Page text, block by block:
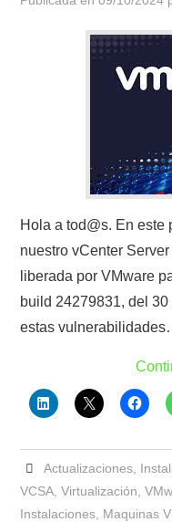
Hola a tod@s. En este
nuestro vCenter
liberada por VMware
build 24279831, del
estas
Actualizaciones,
VCSA ,Virtualización ,
Instalaciones Maquinas